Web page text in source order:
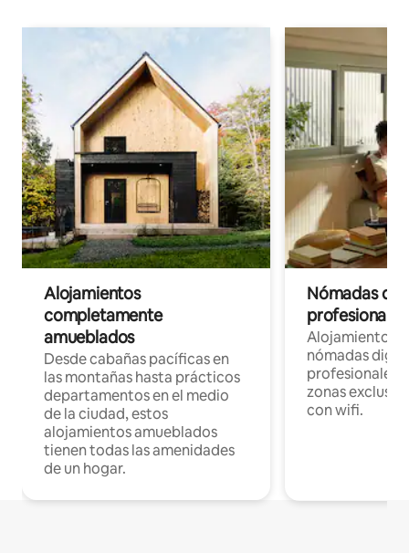
Alojamientos
completamente
amueblados
Desde cabañas pacíficas en
las montañas hasta prácticos
departamentos en el medio
de la ciudad, estos
alojamientos amueblados
tienen todas las amenidades
de un hogar.
Nómadas
Alojamientos
nómadas
profesionales
zonas
con wifi.